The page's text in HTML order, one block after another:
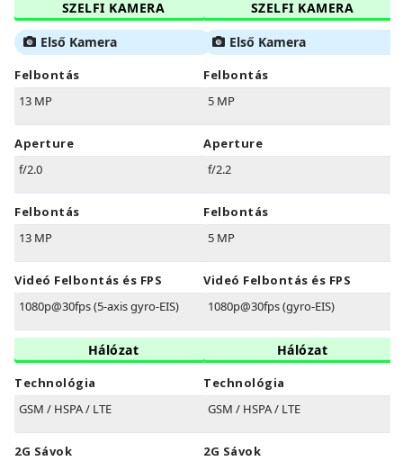
SZELFI KAMERA
Első Kamera
Felbontás
13 MP
Aperture
f/2.0
Felbontás
13 MP
Videó Felbontás és FPS
1080p@30fps (5-axis gyro-EIS)
Hálózat
Technológia
GSM / HSPA / LTE
2G Sávok
SZELFI KAMERA
Első Kamera
Felbontás
5 MP
Aperture
f/2.2
Felbontás
5 MP
Videó Felbontás és FPS
1080p@30fps (gyro-EIS)
Hálózat
Technológia
GSM / HSPA / LTE
2G Sávok